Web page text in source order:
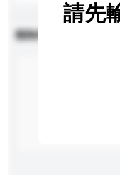
查詢內容
請先